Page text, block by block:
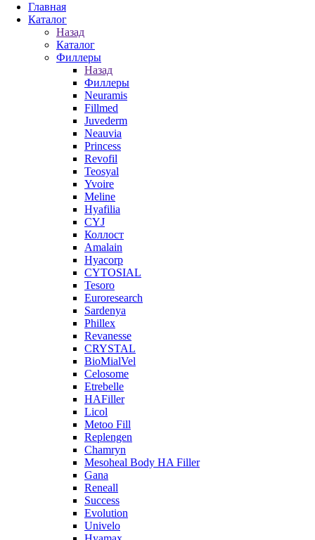
Главная
Каталог
Назад
Каталог
Филлеры
Назад
Филлеры
Neuramis
Fillmed
Juvederm
Neauvia
Princess
Revofil
Teosyal
Yvoire
Meline
Hyafilia
CYJ
Коллост
Amalain
Hyacorp
CYTOSIAL
Tesoro
Euroresearch
Sardenya
Phillex
Revanesse
CRYSTAL
BioMialVel
Celosome
Etrebelle
HAFiller
Licol
Metoo Fill
Replengen
Chamryn
Mesoheal Body HA Filler
Gana
Reneall
Success
Evolution
Univelo